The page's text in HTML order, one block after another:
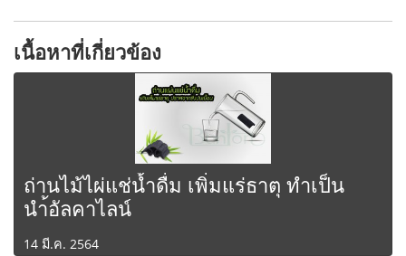
เนื้อหาที่เกี่ยวข้อง
ถ่านไม้ไผ่แช่น้ำดื่ม เพิ่มแร่ธาตุ ทำเป็น
นำ้อัลคาไลน์
14 มี.ค. 2564